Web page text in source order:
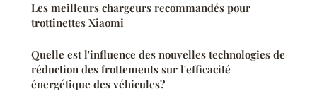
Les meilleurs chargeurs recommandés pour
trottinettes Xiaomi
Quelle est l'influence des nouvelles technologies de
réduction des frottements sur l'efficacité
énergétique des véhicules?